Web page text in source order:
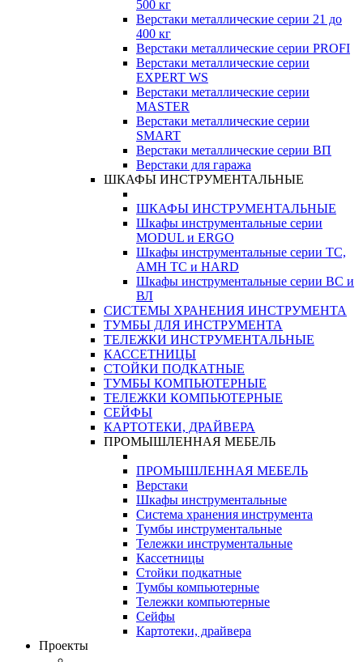
500 кг
Верстаки металлические серии 21 до
400 кг
Верстаки металлические серии PROFI
Верстаки металлические серии
EXPERT WS
Верстаки металлические серии
MASTER
Верстаки металлические серии
SMART
Верстаки металлические серии ВП
Верстаки для гаража
ШКАФЫ ИНСТРУМЕНТАЛЬНЫЕ
ШКАФЫ ИНСТРУМЕНТАЛЬНЫЕ
Шкафы инструментальные серии
MODUL и ERGO
Шкафы инструментальные серии ТС,
АМН ТС и HARD
Шкафы инструментальные серии ВС и
ВЛ
СИСТЕМЫ ХРАНЕНИЯ ИНСТРУМЕНТА
ТУМБЫ ДЛЯ ИНСТРУМЕНТА
ТЕЛЕЖКИ ИНСТРУМЕНТАЛЬНЫЕ
КАССЕТНИЦЫ
СТОЙКИ ПОДКАТНЫЕ
ТУМБЫ КОМПЬЮТЕРНЫЕ
ТЕЛЕЖКИ КОМПЬЮТЕРНЫЕ
СЕЙФЫ
КАРТОТЕКИ, ДРАЙВЕРА
ПРОМЫШЛЕННАЯ МЕБЕЛЬ
ПРОМЫШЛЕННАЯ МЕБЕЛЬ
Верстаки
Шкафы инструментальные
Система хранения инструмента
Тумбы инструментальные
Тележки инструментальные
Кассетницы
Стойки подкатные
Тумбы компьютерные
Тележки компьютерные
Сейфы
Картотеки, драйвера
Проекты